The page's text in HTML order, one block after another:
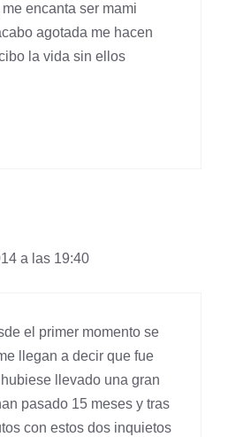
encanta ser mami
agotada me hacen
la vida sin ellos
a las 19:40
el primer momento se
llegan a decir que fue
llevado una gran
pasado 15 meses y tras
con estos dos inquietos